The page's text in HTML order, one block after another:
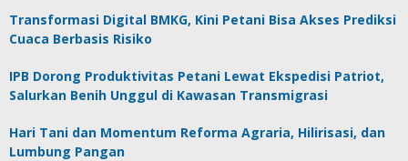
Transformasi Digital BMKG, Kini Petani Bisa Akses Prediksi
Cuaca Berbasis Risiko
IPB Dorong Produktivitas Petani Lewat Ekspedisi Patriot,
Salurkan Benih Unggul di Kawasan Transmigrasi
Hari Tani dan Momentum Reforma Agraria, Hilirisasi, dan
Lumbung Pangan